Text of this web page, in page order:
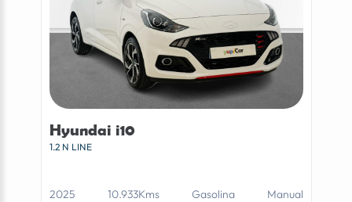
Hyundai i10
1.2 N LINE
2025 10.933Kms Gasolina Manual